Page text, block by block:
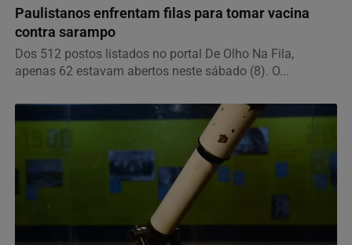
Paulistanos enfrentam filas para tomar vacina
contra sarampo
Dos 512 postos listados no portal De Olho Na Fila,
apenas 62 estavam abertos neste sábado (8). O...